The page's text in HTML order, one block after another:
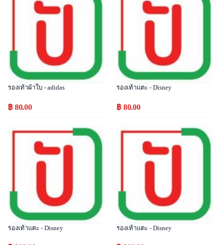
รองเท้าผ้าใบ - adidas
฿ 80.00
รองเท้าแตะ - Disney
฿ 80.00
Popular
รองเท้าแตะ - Disney
Popular
รองเท้าแตะ - Disney